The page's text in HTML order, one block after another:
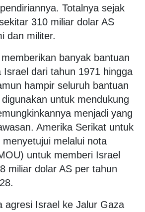
Totalnya sejak
310 miliar dolar AS
dan militer.
banyak bantuan
Israel dari tahun 1971 hingga
hampir seluruh bantuan
untuk mendukung
menjadi yang
Amerika Serikat untuk
melalui nota
untuk memberi Israel
miliar dolar AS per tahun
agresi Israel ke Jalur Gaza